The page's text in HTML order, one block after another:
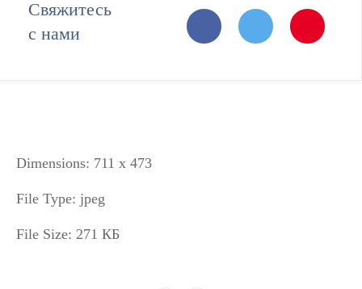
Свяжитесь
с нами
Dimensions: 711 x 473
File Type: jpeg
File Size: 271 КБ